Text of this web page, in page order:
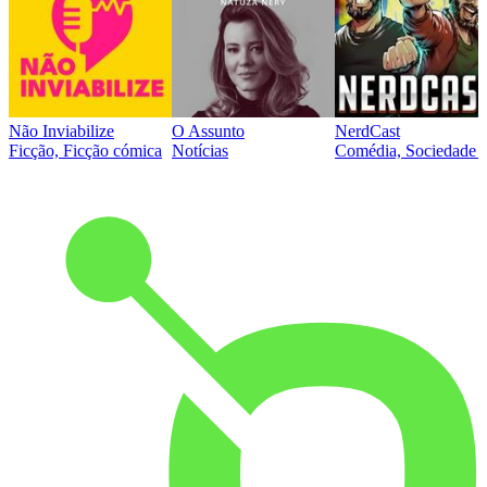
Não Inviabilize
Ficção, Ficção cómica
O Assunto
Notícias
NerdCast
Comédia, Sociedade